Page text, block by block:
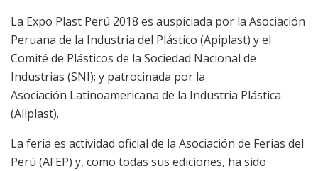
La Expo Plast Perú 2018 es auspiciada por la Asociación
Peruana de la Industria del Plástico (Apiplast) y el
Comité de Plásticos de la Sociedad Nacional de
Industrias (SNI); y patrocinada por la
Asociación Latinoamericana de la Industria Plástica
(Aliplast).
La feria es actividad oficial de la Asociación de Ferias del
Perú (AFEP) y, como todas sus ediciones, ha sido